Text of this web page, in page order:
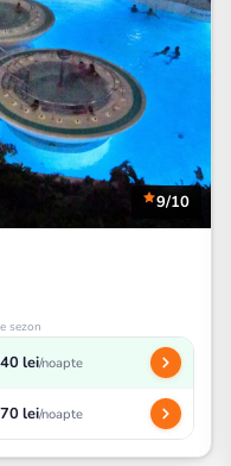
9/10
sezon
lei/noapte
lei/noapte